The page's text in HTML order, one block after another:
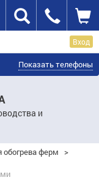
Вход
Показать телефоны
и
обогрева ферм
>